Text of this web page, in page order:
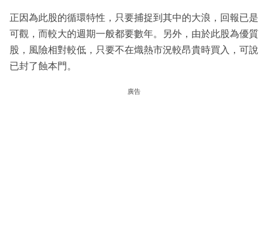
正因為此股的循環特性，只要捕捉到其中的大浪，回報已是
可觀，而較大的週期一般都要數年。另外，由於此股為優質
股，風險相對較低，只要不在熾熱市況較昂貴時買入，可說
已封了蝕本門。
廣告